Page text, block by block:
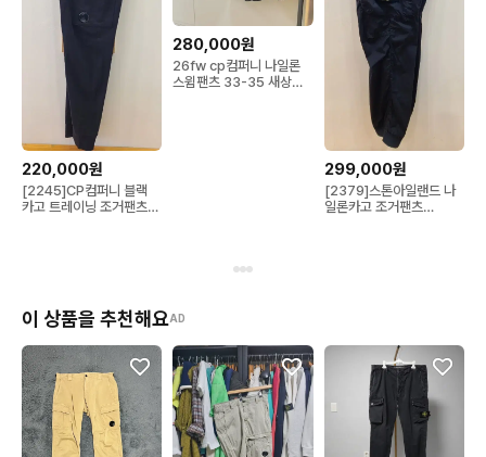
220,000원
[2245]CP컴퍼니 블랙
카고 트레이닝 조거팬츠
280,000원
26fw cp컴퍼니 나일론
스윔팬츠 33-35 새상품
299,000원
[2379]스톤아일랜드 나
일론카고 조거팬츠
이 상품을 추천해요AD